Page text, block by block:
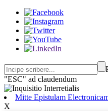
"ESC" ad claudendum
Mitte Epistulam
X